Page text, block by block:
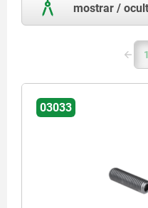
Bola de cerámica Si
mostrar /
1
03033